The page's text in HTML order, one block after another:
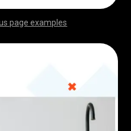
page examples
,,,,,,,,,,,,,,,,,,,
,,,,,,,,,,,,,,,,,,,
,,,,,,,,,,,,,,,,,,,
,,,,,,,,,,,,,,,,,,,
,,,,,,,,,,,,,,,,,,,
,,,,,,,,,,,,,,,,,,,
,,,,,,,,,,,,,,,,,,,
,,,,